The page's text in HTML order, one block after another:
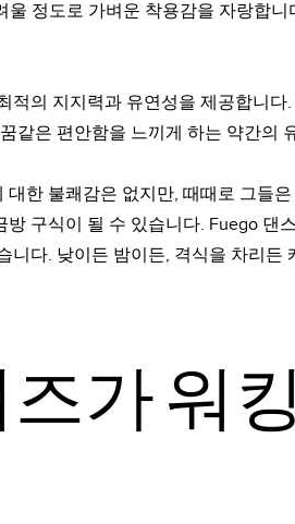
울 정도로 가벼운 착용감을 자랑합
적의 지지력과 유연성을 제공합니
같은 편안함을 느끼게 하는 약간의
대한 불쾌감은 없지만, 때때로 그들은
구식이 될 수 있습니다. Fuego
다. 낮이든 밤이든, 격식을 차리든
가 워